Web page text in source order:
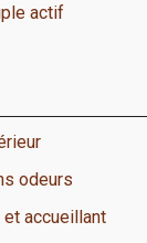
actif
odeurs
accueillant